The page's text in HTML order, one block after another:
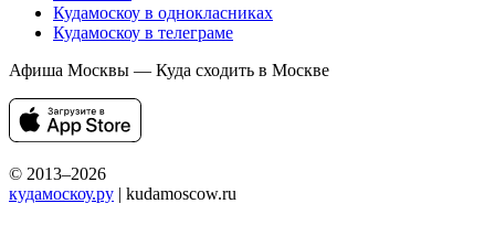
Кудамоскоу в однокласниках
Кудамоскоу в телеграме
Афиша Москвы — Куда сходить в Москве
© 2013–2026
кудамоскоу.ру | kudamoscow.ru